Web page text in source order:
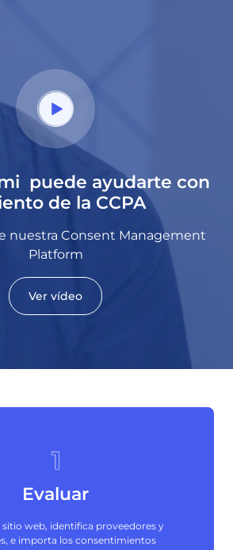
puede ayudarte con
de la CCPA
nuestra Consent Management
Platform
Ver vídeo
Evaluar
sitio web, identifica proveedores y
e importa los consentimientos